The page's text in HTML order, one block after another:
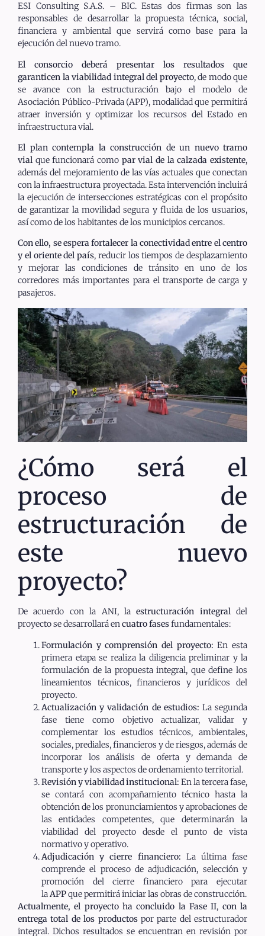
ESI Consulting S.A.S. – BIC. Estas dos firmas son las
responsables de desarrollar la propuesta técnica, social,
financiera y ambiental que servirá como base para la
ejecución del nuevo tramo.
El consorcio deberá presentar los resultados que
garanticen la viabilidad integral del proyecto, de modo que
se avance con la estructuración bajo el modelo de
Asociación Público-Privada (APP), modalidad que permitirá
atraer inversión y optimizar los recursos del Estado en
infraestructura vial.
El plan contempla la construcción de un nuevo tramo
vial que funcionará como par vial de la calzada existente,
además del mejoramiento de las vías actuales que conectan
con la infraestructura proyectada. Esta intervención incluirá
la ejecución de intersecciones estratégicas con el propósito
de garantizar la movilidad segura y fluida de los usuarios,
así como de los habitantes de los municipios cercanos.
Con ello, se esperafortalecer la conectividad entre el centro
y el oriente del país, reducir los tiempos de desplazamiento
y mejorar las condiciones de tránsito en uno de los
corredores más importantes para el transporte de carga y
pasajeros.
¿Cómo será el
proceso de
estructuración de
este nuevo
proyecto?
De acuerdo con la ANI, laestructuración integraldel
proyecto se desarrollará encuatro fasesfundamentales:
Formulación y comprensión del proyecto: En esta
primera etapa se realiza la diligencia preliminar y la
formulación de la propuesta integral, que define los
lineamientos técnicos, financieros y jurídicos del
proyecto.
Actualización y validación de estudios: La segunda
fase tiene como objetivo actualizar, validar y
complementar los estudios técnicos, ambientales,
sociales, prediales, financieros y de riesgos, además de
incorporar los análisis de oferta y demanda de
transporte y los aspectos de ordenamiento territorial.
Revisión y viabilidad institucional: En la tercera fase,
se contará con acompañamiento técnico hasta la
obtención de los pronunciamientos y aprobaciones de
las entidades competentes, que determinarán la
viabilidad del proyecto desde el punto de vista
normativo y operativo.
Adjudicación y cierre financiero: La última fase
comprende el proceso de adjudicación, selección y
promoción del cierre financiero para ejecutar
laAPPque permitirá iniciar las obras de construcción.
Actualmente, el proyecto ha concluido la Fase II, con la
entrega total de los productospor parte del estructurador
integral. Dichos resultados se encuentran en revisión por